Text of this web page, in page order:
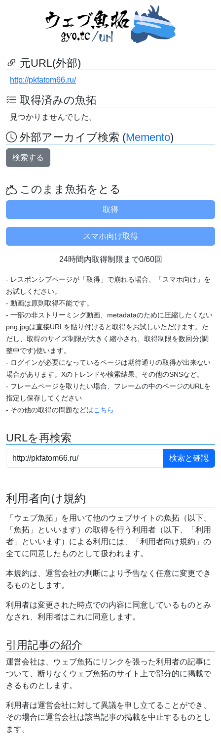
元URL(外部)
http://pkfatom66.ru/
取得済みの魚拓
見つかりませんでした。
外部アーカイブ検索 (Memento)
検索する
このまま魚拓をとる
24時間内取得制限まで0/60回
- レスポンシブページが「取得」で崩れる場合、「スマホ向け」を
お試しください。
- 動画は原則取得不能です。
- 一部の非ストリーミング動画、metadataのために圧縮したくない
png,jpgは直接URLを貼り付けると取得をお試しいただけます。た
だし、取得のサイズ制限が大きく縮小され、取得制限を数回分(調
整中です)使います。
- ログインが必要になっているページは期待通りの取得が出来ない
場合があります。Xのトレンドや検索結果、その他のSNSなど。
- フレームページを取りたい場合、フレームの中のページのURLを
指定し保存してください
- その他の取得の問題などはこちら
URLを再検索
利用者向け規約
「ウェブ魚拓」を用いて他のウェブサイトの魚拓（以下、
「魚拓」といいます）の取得を行う利用者（以下、「利用
者」といいます）による利用には、「利用者向け規約」の
全てに同意したものとして扱われます。
本規約は、運営会社の判断により予告なく任意に変更でき
るものとします。
利用者は変更された時点での内容に同意しているものとみ
なされ、利用者はこれに同意します。
引用記事の紹介
運営会社は、ウェブ魚拓にリンクを張った利用者の記事に
ついて、断りなくウェブ魚拓のサイト上で部分的に掲載で
きるものとします。
利用者は運営会社に対して異議を申し立てることができ、
その場合に運営会社は該当記事の掲載を中止するものとし
ます。